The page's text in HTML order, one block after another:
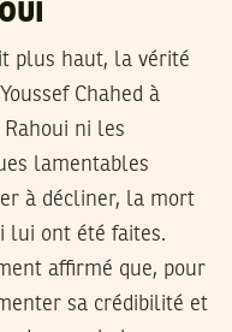
plus haut, la vérité
Chahed à
ni les
lamentables
à décliner, la mort
lui ont été faites.
affirmé que, pour
sa crédibilité et